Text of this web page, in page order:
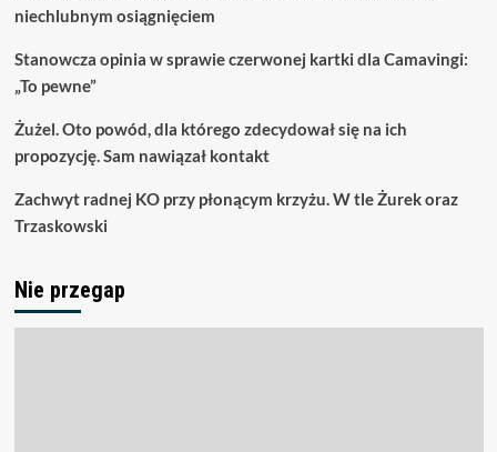
niechlubnym osiągnięciem
Stanowcza opinia w sprawie czerwonej kartki dla Camavingi:
„To pewne”
Żużel. Oto powód, dla którego zdecydował się na ich
propozycję. Sam nawiązał kontakt
Zachwyt radnej KO przy płonącym krzyżu. W tle Żurek oraz
Trzaskowski
Nie przegap